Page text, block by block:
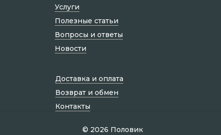
Услуги
Полезные статьи
Вопросы и ответы
Новости
Доставка и оплата
Возврат и обмен
Контакты
© 2026 Половик